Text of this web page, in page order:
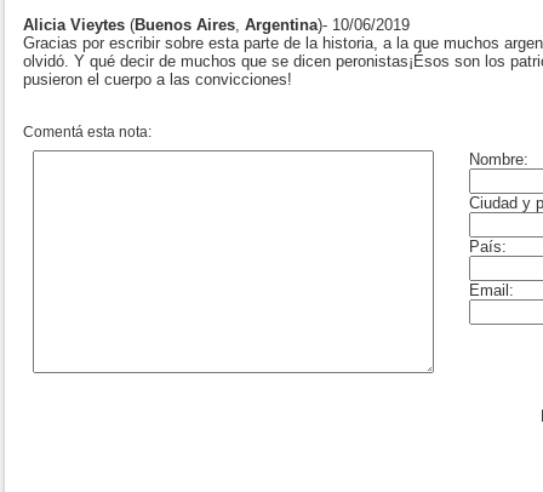
Alicia Vieytes (Buenos Aires, Argentina)- 10/06/2019
Gracias por escribir sobre esta parte de la historia, a la que muchos
olvidó. Y qué decir de muchos que se dicen peronistas¡Ésos son los
pusieron el cuerpo a las convicciones!
Comentá esta nota: